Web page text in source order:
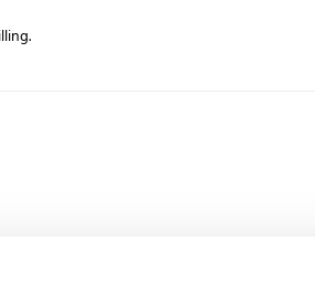
Mega hurtig levering af varer, efter bestilling.